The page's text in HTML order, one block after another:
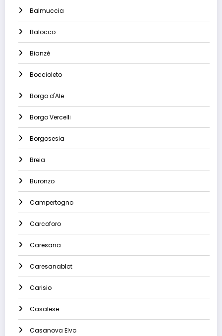
Balmuccia
Balocco
Bianzè
Boccioleto
Borgo d'Ale
Borgo Vercelli
Borgosesia
Breia
Buronzo
Campertogno
Carcoforo
Caresana
Caresanablot
Carisio
Casalese
Casanova Elvo